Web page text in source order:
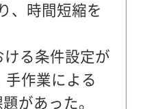
、時間短縮を
る条件設定が
作業による
があった。